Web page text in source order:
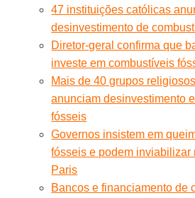
47 instituições católicas
desinvestimento de
Diretor-geral confirma que
investe em combustíveis
Mais de 40 grupos
anunciam desinvestimento
fósseis
Governos insistem em
fósseis e podem inviabilizar
Paris
Bancos e financiamento de